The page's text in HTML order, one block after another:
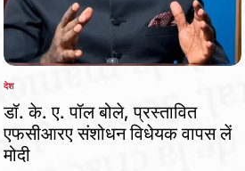
POSTED
IN
देश
डॉ. के. ए. पॉल बोले, प्रस्तावित
एफसीआरए संशोधन विधेयक वापस लें
मोदी